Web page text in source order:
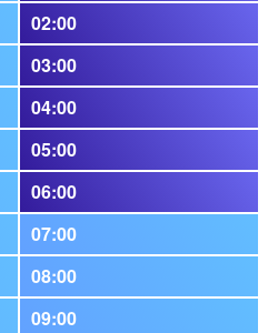
02:00
03:00
04:00
05:00
06:00
07:00
08:00
09:00